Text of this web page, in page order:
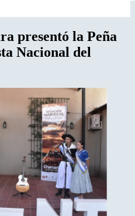
presentó la Peña
Nacional del